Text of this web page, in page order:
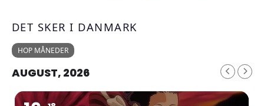
DET SKER I DANMARK
HOP MÅNEDER
AUGUST, 2026